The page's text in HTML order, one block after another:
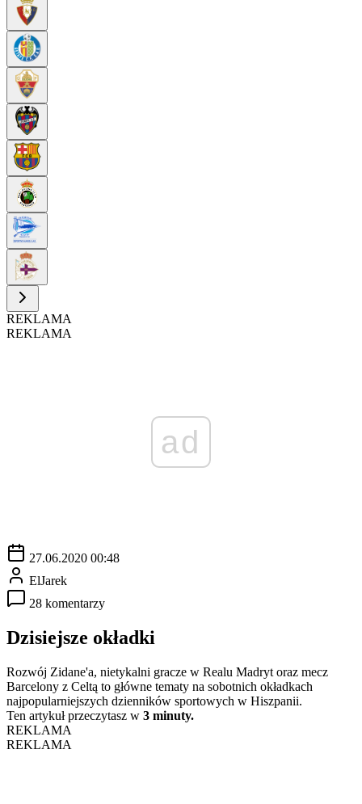
REKLAMA
REKLAMA
ad
27.06.2020 00:48
ElJarek
28 komentarzy
Dzisiejsze okładki
Rozwój Zidane'a, nietykalni gracze w Realu Madryt oraz mecz
Barcelony z Celtą to główne tematy na sobotnich okładkach
najpopularniejszych dzienników sportowych w Hiszpanii.
Ten artykuł przeczytasz w 3 minuty.
REKLAMA
REKLAMA